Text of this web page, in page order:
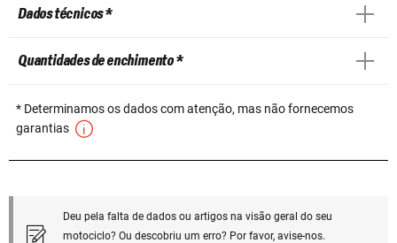
Dados técnicos *
Quantidades de enchimento *
* Determinamos os dados com atenção, mas não fornecemos
garantias
Deu pela falta de dados ou artigos na visão geral do seu
motociclo? Ou descobriu um erro? Por favor, avise-nos.